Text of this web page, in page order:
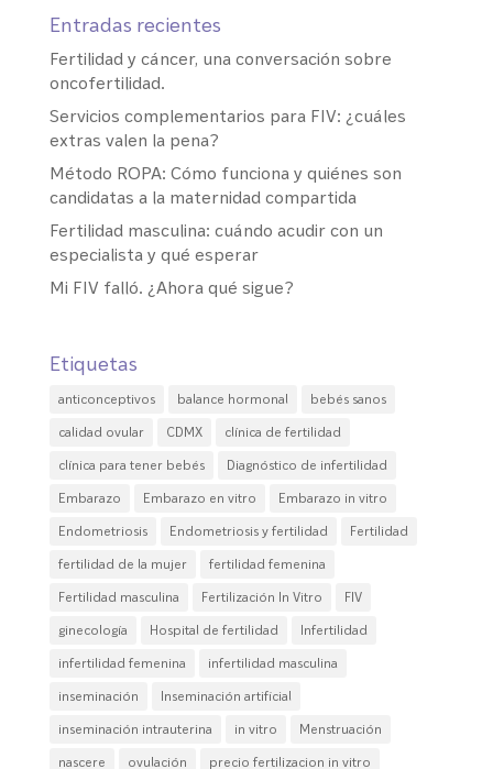
Entradas recientes
Fertilidad y cáncer, una conversación sobre
oncofertilidad.
Servicios complementarios para FIV: ¿cuáles
extras valen la pena?
Método ROPA: Cómo funciona y quiénes son
candidatas a la maternidad compartida
Fertilidad masculina: cuándo acudir con un
especialista y qué esperar
Mi FIV falló. ¿Ahora qué sigue?
Etiquetas
anticonceptivos balance hormonal
bebés sanos
calidad ovular
CDMX
clínica de fertilidad
clínica para tener bebés
Diagnóstico de infertilidad
Embarazo
Embarazo en vitro
Embarazo in vitro
Endometriosis
Endometriosis y fertilidad
Fertilidad
fertilidad de la mujer
fertilidad femenina
Fertilidad masculina
Fertilización In Vitro
FIV
ginecología
Hospital de fertilidad
Infertilidad
infertilidad femenina
infertilidad masculina
inseminación
Inseminación artificial
inseminación intrauterina
in vitro
Menstruación
nascere
ovulación precio fertilizacion in vitro